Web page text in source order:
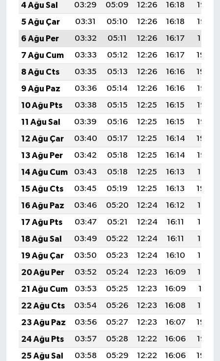
4 Ağu Sal
03:29 05:09 12:26 16:18
19:33
5 Ağu Çar
03:31 05:10 12:26 16:18
19:32
6 Ağu Per
03:32 05:11 12:26 16:17
19:31
7 Ağu Cum
03:33 05:12 12:26 16:17
19:30
8 Ağu Cts
03:35 05:13 12:26 16:16
19:29
9 Ağu Paz
03:36 05:14 12:26 16:16
19:27
10 Ağu Pts
03:38 05:15 12:25 16:15
19:26
11 Ağu Sal
03:39 05:16 12:25 16:15
19:25
12 Ağu Çar
03:40 05:17 12:25 16:14
19:24
13 Ağu Per
03:42 05:18 12:25 16:14
19:22
14 Ağu Cum
03:43 05:18 12:25 16:13
19:21
15 Ağu Cts
03:45 05:19 12:25 16:13
19:20
16 Ağu Paz
03:46 05:20 12:24 16:12
19:18
17 Ağu Pts
03:47 05:21 12:24 16:11
19:17
18 Ağu Sal
03:49 05:22 12:24 16:11
19:16
19 Ağu Çar
03:50 05:23 12:24 16:10
19:14
20 Ağu Per
03:52 05:24 12:23 16:09
19:13
21 Ağu Cum
03:53 05:25 12:23 16:09
19:11
22 Ağu Cts
03:54 05:26 12:23 16:08
19:10
23 Ağu Paz
03:56 05:27 12:23 16:07
19:08
24 Ağu Pts
03:57 05:28 12:22 16:06
19:07
25 Ağu Sal
03:58 05:29 12:22 16:06 19:05